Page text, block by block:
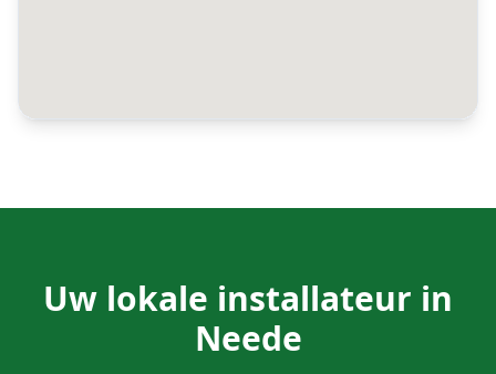
Uw lokale installateur in
Neede